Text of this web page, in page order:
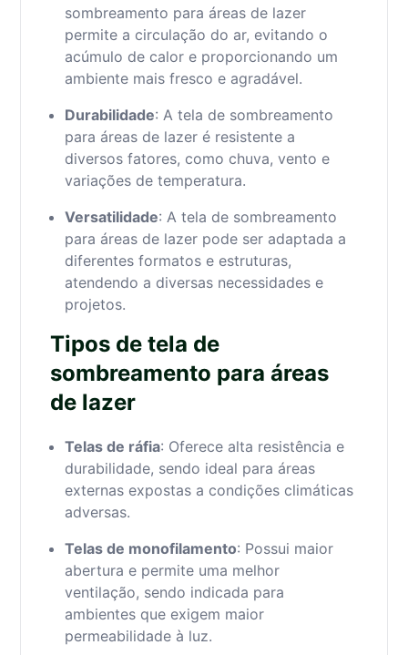
sombreamento para áreas de lazer
permite a circulação do ar, evitando o
acúmulo de calor e proporcionando um
ambiente mais fresco e agradável.
Durabilidade: A tela de sombreamento
para áreas de lazer é resistente a
diversos fatores, como chuva, vento e
variações de temperatura.
Versatilidade: A tela de sombreamento
para áreas de lazer pode ser adaptada a
diferentes formatos e estruturas,
atendendo a diversas necessidades e
projetos.
Tipos de tela de
sombreamento para áreas
de lazer
Telas de ráfia: Oferece alta resistência e
durabilidade, sendo ideal para áreas
externas expostas a condições climáticas
adversas.
Telas de monofilamento: Possui maior
abertura e permite uma melhor
ventilação, sendo indicada para
ambientes que exigem maior
permeabilidade à luz.